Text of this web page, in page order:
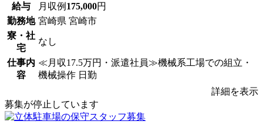
給与 月収例 175,000円
勤務地 宮崎県 宮崎市
寮・社
宅
なし
仕事内
容
≪月収17.5万円・派遣社員≫機械系工場での組立・
機械操作 日勤
詳細を表示
募集が停止しています